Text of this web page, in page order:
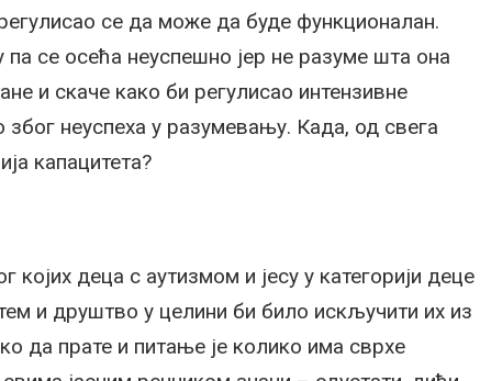
се да може да буде функционалан.
се осећа неуспешно јер не разуме шта она
и скаче како би регулисао интензивне
неуспеха у разумевању. Када, од свега
капацитета?
деца с аутизмом и јесу у категорији деце
и друштво у целини би било искључити их из
да прате и питање је колико има сврхе